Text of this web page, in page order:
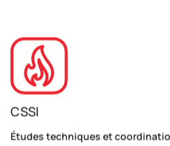
CSSI
Études techniques et